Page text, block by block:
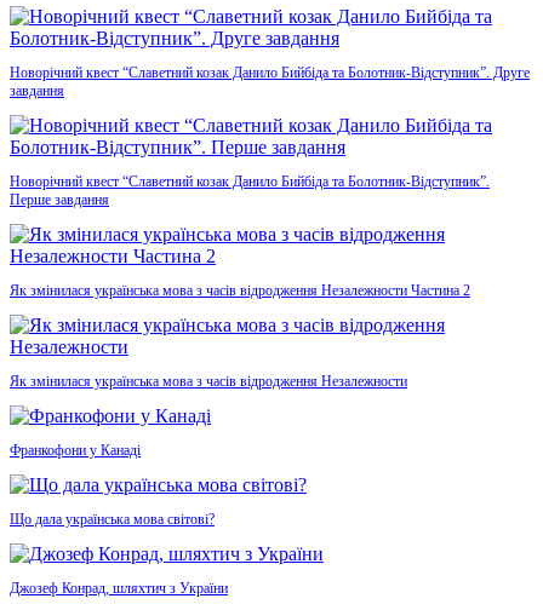
Новорічний квест “Славетний козак Данило Бийбіда та Болотник-Відступник”. Друге
завдання
Новорічний квест “Славетний козак Данило Бийбіда та Болотник-Відступник”.
Перше завдання
Як змінилася українська мова з часів відродження Незалежности Частина 2
Як змінилася українська мова з часів відродження Незалежности
Франкофони у Канаді
Що дала українська мова світові?
Джозеф Конрад, шляхтич з України